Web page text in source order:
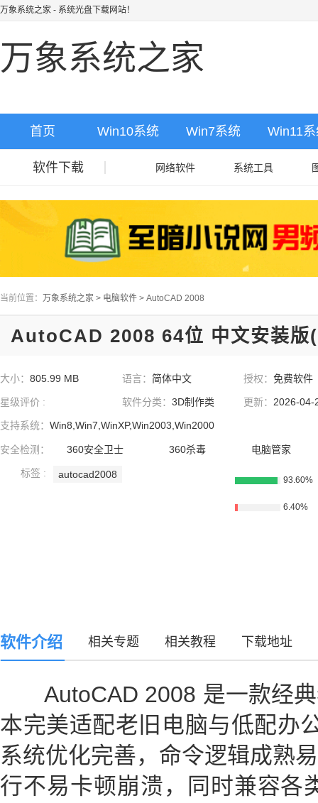
万象系统之家 - 系统光盘下载网站！
万象系统之家
首页 Win10系统 Win7系统 Win11
软件下载 网络软件 系统工具
当前位置： 万象系统之家 > 电脑软件 > AutoCAD 2008
AutoCAD 2008 64位 中文安装
大小： 805.99 MB 语言： 简体中文 授权：免费软件
星级评价 : 软件分类： 3D制作类 更新： 2026-04-
支持系统： Win8,Win7,WinXP,Win2003,Win2000
安全检测： 360安全卫士 360杀毒 电脑管家
标签 : autocad2008 93.60%
6.40%
软件介绍 相关专题 相关教程 下载地址
AutoCAD 2008 是一款经典
本完美适配老旧电脑与低配办
系统优化完善，命令逻辑成熟
行不易卡顿崩溃，同时兼容各